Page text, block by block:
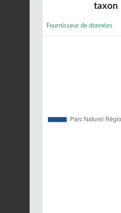
taxon
Fournisseur de données